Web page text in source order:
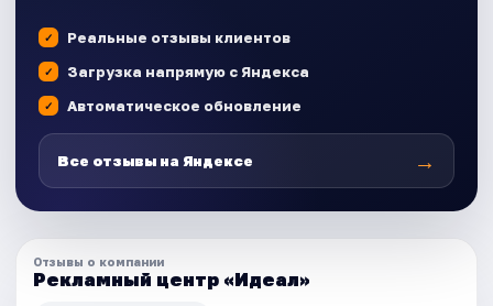
Реальные отзывы клиентов
Загрузка напрямую с Яндекса
Автоматическое обновление
Все отзывы на Яндексе →
Отзывы о компании
Рекламный центр «Идеал»